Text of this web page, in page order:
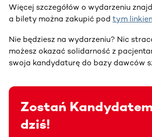
Więcej szczegółów o wydarzeniu
a bilety można zakupić pod tym
Nie będziesz na wydarzeniu? Nic
możesz okazać solidarność z
swoja kandydaturę do bazy dawców
Zostań
dziś!